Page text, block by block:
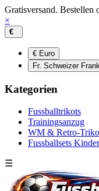
Gratisversand. Bestellen
×
€
€ Euro
Fr. Schweizer
Kategorien
Fussballtrikots
Trainingsanzug
WM & Retro-
Fussballsets Kinder
☰